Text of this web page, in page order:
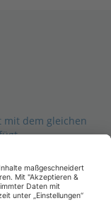
mit dem gleichen